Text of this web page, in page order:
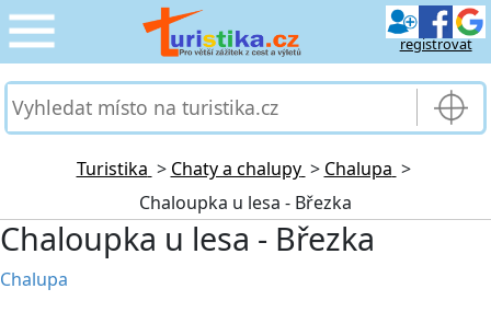
registrovat
CESTOVÁNÍ
›
MOJE TURISTIKA
Turistika > Chaty a chalupy > Chalupa >
Chaloupka u lesa - Březka
Chaloupka u lesa - Březka
Chalupa